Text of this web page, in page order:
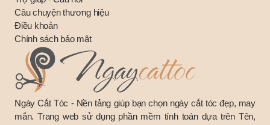
Câu chuyện thương hiệu
Điều khoản
Chính sách bảo mật
Ngày Cắt Tóc - Nền tảng giúp bạn chọn ngày cắt tóc đẹp, may
mắn. Trang web sử dụng phần mềm tính toán dựa trên Tên,